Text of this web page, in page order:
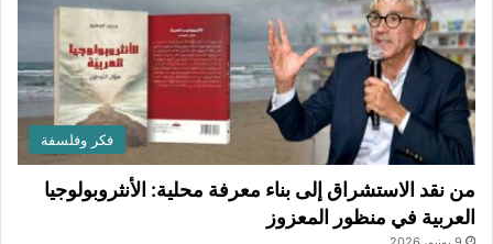
فكر وفلسفة
من نقد الاستشراق إلى بناء معرفة محلية: الأنثروبولوجيا
العربية في منظور المعزوز